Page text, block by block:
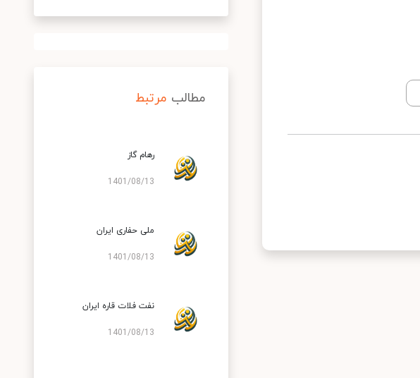
مطالب مرتبط
رهام گاز
1401/08/13
ملی حفاری ایران
1401/08/13
نفت فلات قاره ایران
1401/08/13